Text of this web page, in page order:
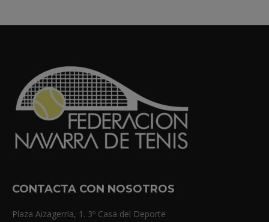
CONTACTA CON NOSOTROS
Plaza Aizagerria, 1. 3º Casa del Deporte